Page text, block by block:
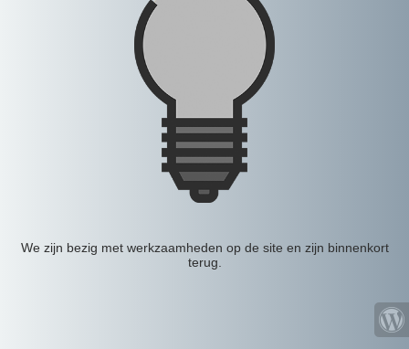
We zijn bezig met werkzaamheden op de site en zijn binnenkort
terug.